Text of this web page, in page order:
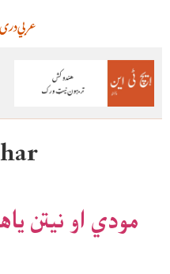
دریعربي
مودي او نیتن